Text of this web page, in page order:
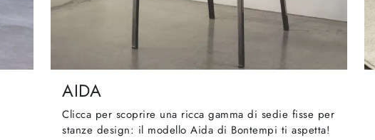
AIDA
Clicca per scoprire una ricca gamma di sedie fisse per
stanze design: il modello Aida di Bontempi ti aspetta!